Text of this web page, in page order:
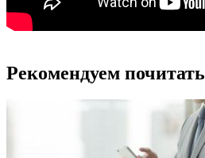
Рекомендуем почитать